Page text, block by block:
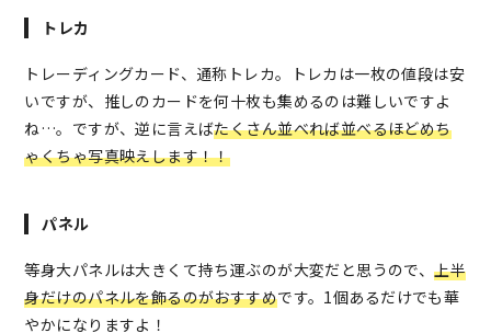
トレカ
トレーディングカード、通称トレカ。トレカは一枚の値段は安
いですが、推しのカードを何十枚も集めるのは難しいですよ
ね…。ですが、逆に言えばたくさん並べれば並べるほどめち
ゃくちゃ写真映えします！！
パネル
等身大パネルは大きくて持ち運ぶのが大変だと思うので、上半
身だけのパネルを飾るのがおすすめです。1個あるだけでも華
やかになりますよ！